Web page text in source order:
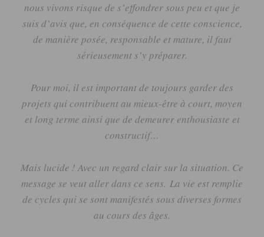
nous vivons risque de s’effondrer sous peu et que je
suis d’avis que, en conséquence de cette conscience,
de manière posée, responsable et mature, il faut
sérieusement s’y préparer.
Pour moi, il est important de toujours garder des
projets qui contribuent au mieux-être à court, moyen
et long terme ainsi que de demeurer enthousiaste et
constructif…
Mais lucide ! Avec un regard clair sur la situation. Ce
message se veut aller dans ce sens. La vie est remplie
de cycles qui se sont manifestés sous diverses formes
au cours des âges.